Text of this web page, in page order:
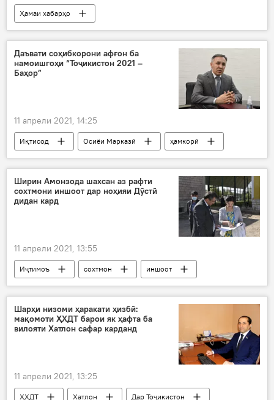
Ҳамаи хабарҳо
Навигариҳои варзиши Тоҷикистон
Дар Тоҷикистон
Даъвати соҳибкорони афғон ба
намоишгоҳи “Тоҷикистон 2021 –
Баҳор”
11 апрели 2021, 14:25
Иқтисод Осиёи Марказӣ
ҳамкорӣ
тиҷорат
Афғонистон
Дар Тоҷикистон
Ширин Амонзода шахсан аз рафти
сохтмони иншоот дар ноҳияи Дӯстӣ
дидан кард
11 апрели 2021, 13:55
Иҷтимоъ сохтмон
иншоот
Дар Тоҷикистон
Шарҳи низоми ҳаракати ҳизбӣ:
мақомоти ҲХДТ барои як ҳафта ба
вилояти Хатлон сафар карданд
11 апрели 2021, 13:25
ҲХДТ Хатлон
Дар Тоҷикистон